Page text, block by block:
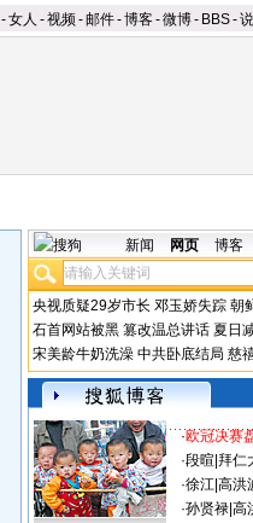
-女人 -视频-邮件-博客-微博- BBS-
新闻 网页 博客
央视质疑29岁市长 邓玉娇失踪 朝
石首网站被黑 篡改温总讲话 夏日
宋美龄牛奶洗澡 中共卧底结局 慈
·欧冠决赛
·段暄 拜仁
·徐江| 高洪
·孙贤禄| 高